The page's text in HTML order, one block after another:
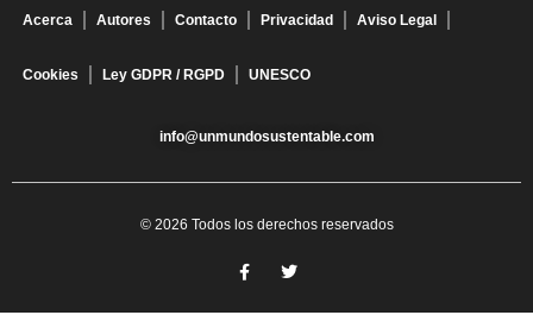
Acerca Autores Contacto Privacidad Aviso Legal
Cookies Ley GDPR / RGPD UNESCO
info@unmundosustentable.com
© 2026 Todos los derechos reservados